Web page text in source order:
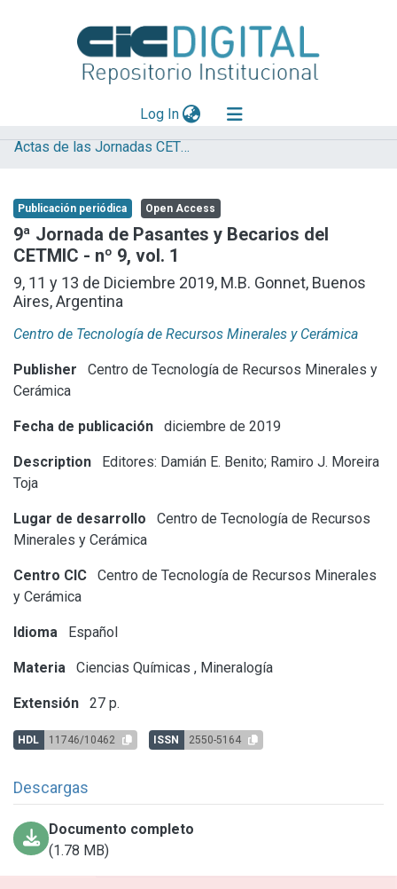
Log In(current)
Explorar
Aportar material
Statistics
Actas de las Jornadas CETMIC
Publicación periódica Open Access
9ª Jornada de Pasantes y Becarios del
CETMIC - nº 9, vol. 1
9, 11 y 13 de Diciembre 2019, M.B. Gonnet, Buenos
Aires, Argentina
Centro de Tecnología de Recursos Minerales y Cerámica
Publisher
Centro de Tecnología de Recursos Minerales y
Cerámica
Fecha de publicación diciembre de 2019
Description
Editores: Damián E. Benito; Ramiro J. Moreira
Toja
Lugar de desarrollo
Centro de Tecnología de Recursos
Minerales y Cerámica
Centro CIC
Centro de Tecnología de Recursos Minerales
y Cerámica
Idioma Español
Materia Ciencias Químicas , Mineralogía
Extensión 27 p.
HDL 11746/10462 ISSN 2550-5164
Descargas
Documento completo
(1.78 MB)